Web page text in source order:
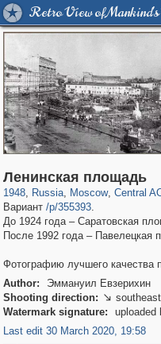
Retro View of
Ленинская площадь
1948, Russia
1,407,373 29,248
, Moscow
319,882 8,286
, Central
160,021 5,916
Вариант /p/355393.
До 1924 года – Саратовская
После 1992 года – Павелецкая
Фотографию лучшего качества
Author:
Эммануил Евзерихин
Shooting direction:  southeast
Watermark signature:
uploaded
Last edit 30 March 2020, 19:58